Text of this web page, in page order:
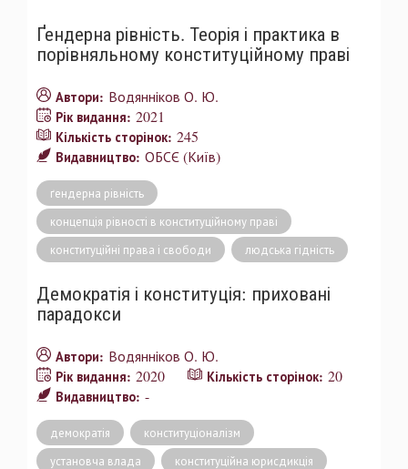
Ґендерна рівність. Теорія і практика в
порівняльному конституційному праві
Автори: Водянніков О. Ю.
Рік видання: 2021
Кількість сторінок: 245
Видавництво: ОБСЄ (Київ)
ґендерна рівність
концепція рівності в конституційному праві
конституційні права і свободи
людська гідність
Демократія і конституція: приховані
парадокси
Автори: Водянніков О. Ю.
Рік видання: 2020 Кількість сторінок: 20
Видавництво: -
демократія
конституціоналізм
установча влада
конституційна юрисдикція